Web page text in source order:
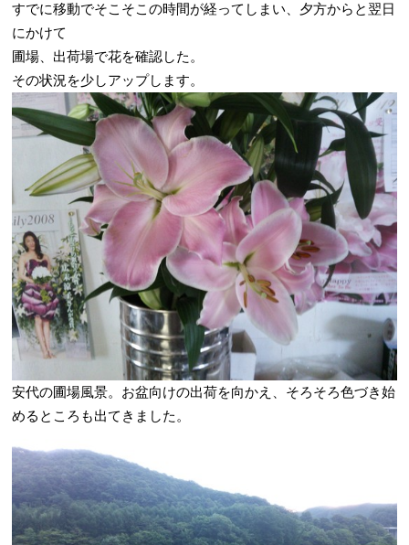
すでに移動でそこそこの時間が経ってしまい、夕方からと翌日
にかけて
圃場、出荷場で花を確認した。
その状況を少しアップします。
安代の圃場風景。お盆向けの出荷を向かえ、そろそろ色づき始
めるところも出てきました。